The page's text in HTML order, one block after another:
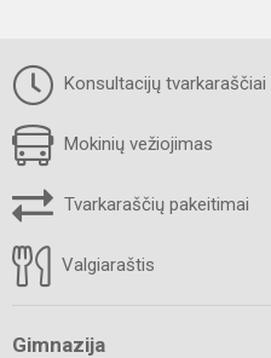
Konsultacijų tvarkaraščiai
Mokinių vežiojimas
Tvarkaraščių pakeitimai
Valgiaraštis
Gimnazija